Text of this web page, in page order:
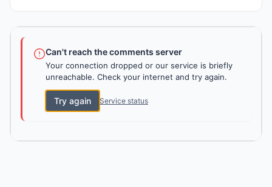
Can't reach the comments server
Your connection dropped or our service is briefly
unreachable. Check your internet and try again.
Try again Service status